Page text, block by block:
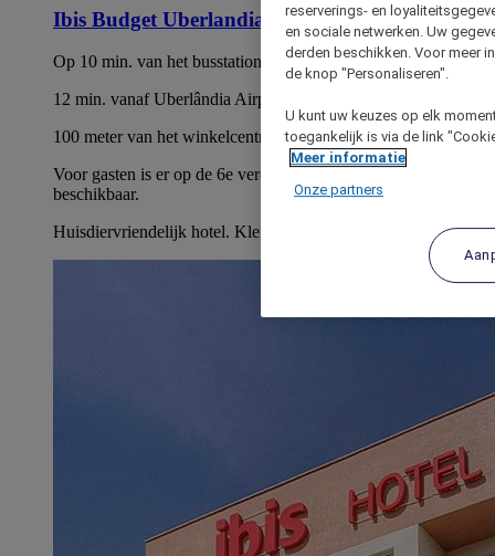
Ibis Budget Uberlandia
Op 10 min. van het busstation Uberlândia
12 min. vanaf Uberlândia Airport - César Bombonato
100 meter van het winkelcentrum.
Voor gasten is er op de 6e verdieping een strijkruimte
beschikbaar.
Huisdiervriendelijk hotel. Kleine huisdieren zijn hier welkom.
reserverings- en
en sociale netwerken. Uw
derden beschikken. Voor meer
de knop "Personaliseren".
U kunt uw keuzes op elk
toegankelijk is via de link
Meer informatie
Onze partners